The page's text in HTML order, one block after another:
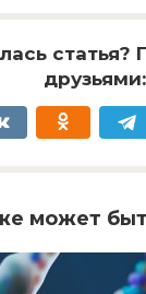
статья?
друзьями:
может